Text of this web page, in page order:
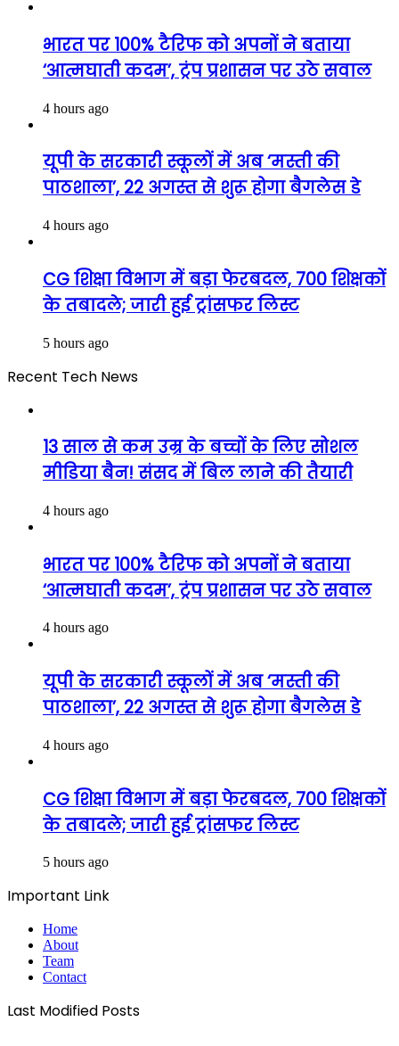
भारत पर 100% टैरिफ को अपनों ने बताया
‘आत्मघाती कदम’, ट्रंप प्रशासन पर उठे सवाल
4 hours ago
यूपी के सरकारी स्कूलों में अब ‘मस्ती की
पाठशाला’, 22 अगस्त से शुरू होगा बैगलेस डे
4 hours ago
CG शिक्षा विभाग में बड़ा फेरबदल, 700 शिक्षकों
के तबादले; जारी हुई ट्रांसफर लिस्ट
5 hours ago
Recent Tech News
13 साल से कम उम्र के बच्चों के लिए सोशल
मीडिया बैन! संसद में बिल लाने की तैयारी
4 hours ago
भारत पर 100% टैरिफ को अपनों ने बताया
‘आत्मघाती कदम’, ट्रंप प्रशासन पर उठे सवाल
4 hours ago
यूपी के सरकारी स्कूलों में अब ‘मस्ती की
पाठशाला’, 22 अगस्त से शुरू होगा बैगलेस डे
4 hours ago
CG शिक्षा विभाग में बड़ा फेरबदल, 700 शिक्षकों
के तबादले; जारी हुई ट्रांसफर लिस्ट
5 hours ago
Important Link
Home
About
Team
Contact
Last Modified Posts